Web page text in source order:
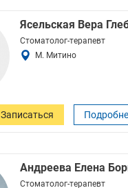
Ясельская Вера
Стоматолог-терапевт
М. Митино
Записаться
Андреева Елена
Стоматолог-терапевт